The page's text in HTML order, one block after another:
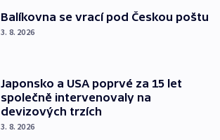
Balíkovna se vrací pod Českou poštu
3. 8. 2026
Japonsko a USA poprvé za 15 let
společně intervenovaly na
devizových trzích
3. 8. 2026